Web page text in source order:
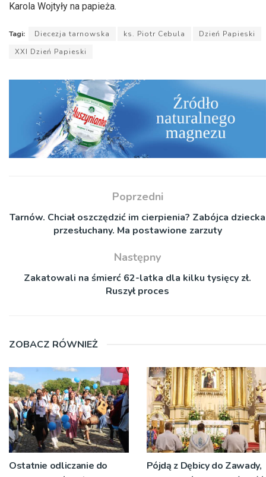
Karola Wojtyły na papieża.
Tagi: Diecezja tarnowska ks. Piotr Cebula
Dzień Papieski
XXI Dzień Papieski
Poprzedni
Tarnów. Chciał oszczędzić im cierpienia? Zabójca dziecka
przesłuchany. Ma postawione zarzuty
Następny
Zakatowali na śmierć 62-latka dla kilku tysięcy zł.
Ruszył proces
ZOBACZ RÓWNIEŻ
Ostatnie odliczanie do
Pójdą z Dębicy do Zawady,